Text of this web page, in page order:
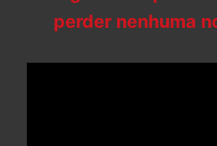
perder nenhuma